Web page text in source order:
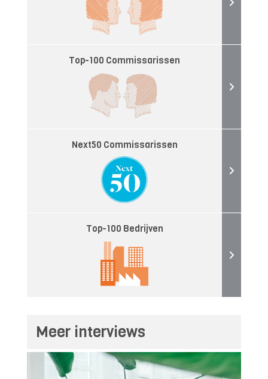
Top-100 Commissarissen
Next50 Commissarissen
Top-100 Bedrijven
Meer interviews